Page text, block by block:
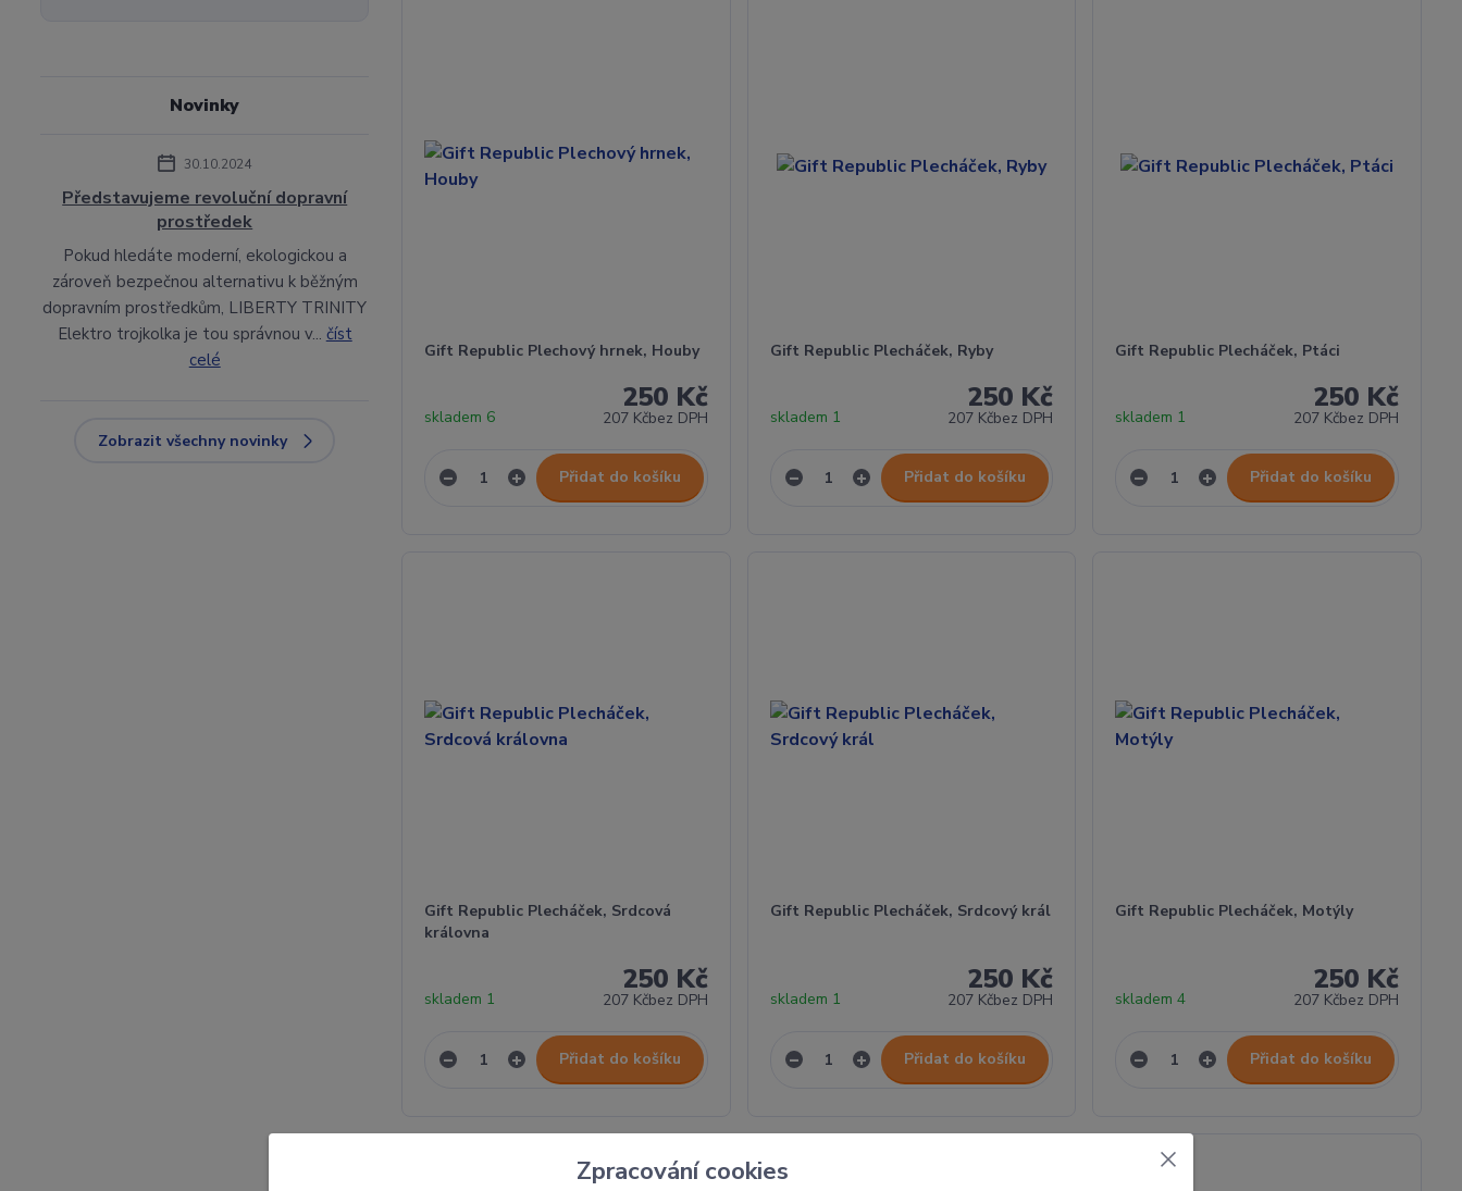
Gift Republic Plechový hrnek, Houby
250 Kč
207 Kčbez DPH
skladem 6
Přidat do košíku
Gift Republic Plecháček, Ryby
250 Kč
207 Kčbez DPH
skladem 1
Přidat do košíku
Gift Republic Plecháček, Ptáci
250 Kč
207 Kčbez DPH
skladem 1
Přidat do košíku
Gift Republic Plecháček, Srdcová
královna
250 Kč
207 Kčbez DPH
skladem 1
Přidat do košíku
Gift Republic Plecháček, Srdcový král
250 Kč
207 Kčbez DPH
skladem 1
Přidat do košíku
Gift Republic Plecháček, Motýly
250 Kč
207 Kčbez DPH
skladem 4
Přidat do košíku
Novinky
30.10.2024
Představujeme revoluční dopravní
prostředek
Pokud hledáte moderní, ekologickou a
zároveň bezpečnou alternativu k běžným
dopravním prostředkům, LIBERTY TRINITY
Elektro trojkolka je tou správnou v... číst
celé
Zobrazit všechny novinky
Zpracování cookies